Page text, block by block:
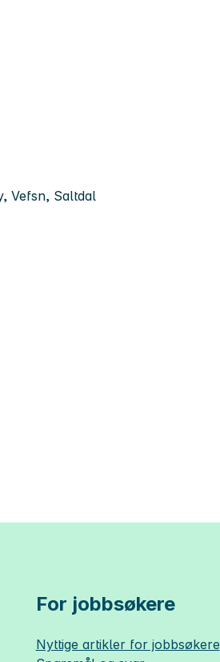
Vefsn, Saltdal
For jobbsøkere
Nyttige artikler for jobbsøkere